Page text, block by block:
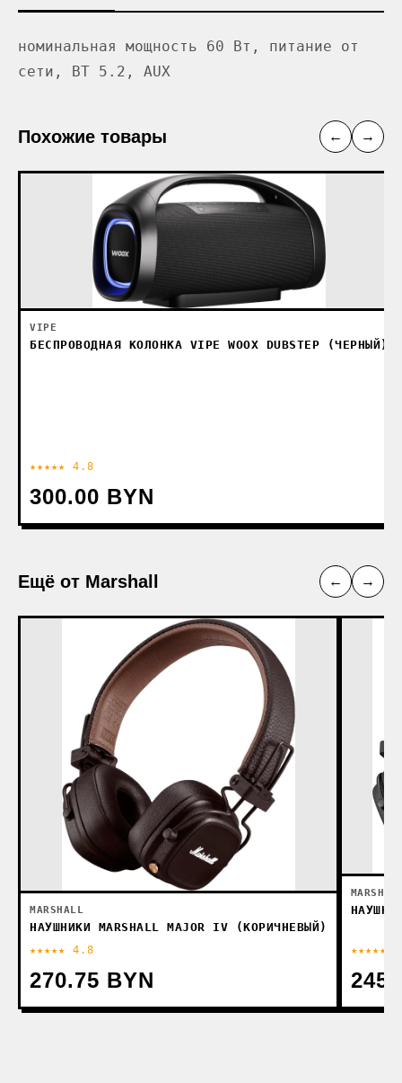
номинальная мощность 60 Вт, питание от
сети, BT 5.2, AUX
Похожие товары ← →
VIPE
БЕСПРОВОДНАЯ КОЛОНКА VIPE WOOX DUBSTEP (ЧЕРНЫЙ)
★★★★★ 4.8
300.00 BYN
Ещё от Marshall ← →
MARSHALL
НАУШНИКИ MARSHALL MAJOR IV (КОРИЧНЕВЫЙ)
★★★★★ 4.8
270.75 BYN
★★★★★